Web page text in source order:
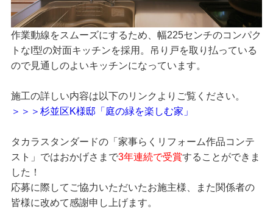
作業動線をスムーズにするため、幅225センチのコンパク
トなI型の対面キッチンを採用。吊り戸を取り払っている
ので見通しのよいキッチンになっています。
施工の詳しい内容は以下のリンクよりご覧ください。
＞＞＞杉並区K様邸「庭の緑を楽しむ家」
タカラスタンダードの「家事らくリフォーム作品コンテ
スト」ではおかげさまで3年連続で受賞することができま
した！
応募に際してご協力いただいたお施主様、また関係者の
皆様に改めて感謝申し上げます。